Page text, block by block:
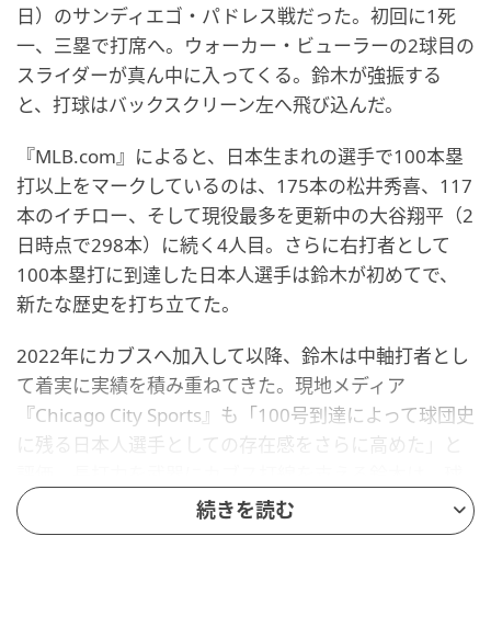
日）のサンディエゴ・パドレス戦だった。初回に1死
一、三塁で打席へ。ウォーカー・ビューラーの2球目の
スライダーが真ん中に入ってくる。鈴木が強振する
と、打球はバックスクリーン左へ飛び込んだ。
『MLB.com』によると、日本生まれの選手で100本塁
打以上をマークしているのは、175本の松井秀喜、117
本のイチロー、そして現役最多を更新中の大谷翔平（2
日時点で298本）に続く4人目。さらに右打者として
100本塁打に到達した日本人選手は鈴木が初めてで、
新たな歴史を打ち立てた。
2022年にカブスへ加入して以降、鈴木は中軸打者とし
て着実に実績を積み重ねてきた。現地メディア
『Chicago City Sports』も「100号到達によって球団史
に残る日本人選手としての存在感をさらに高めた」と
団を代表する日本人選手へと成長を遂げている。
続きを読む